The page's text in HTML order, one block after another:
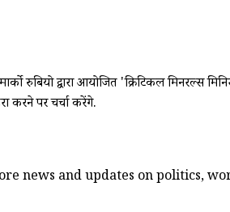
रुबियो द्वारा आयोजित 'क्रिटिकल मिनरल्स
करने पर चर्चा करेंगे.
news and updates on politics,